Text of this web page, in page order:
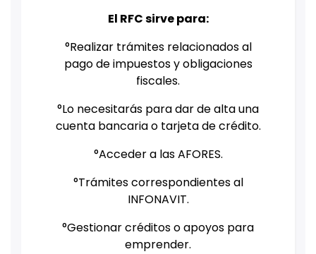
El RFC sirve para:
°Realizar trámites relacionados al
pago de impuestos y obligaciones
fiscales.
°Lo necesitarás para dar de alta una
cuenta bancaria o tarjeta de crédito.
°Acceder a las AFORES.
°Trámites correspondientes al
INFONAVIT.
°Gestionar créditos o apoyos para
emprender.